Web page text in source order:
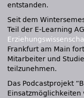
entstanden.
Seit dem
Teil der E-Learning
Frankfurt am Main
Mitarbeiter und
teilzunehmen.
Das Podcastprojekt
Einsatzmöglichkeiten